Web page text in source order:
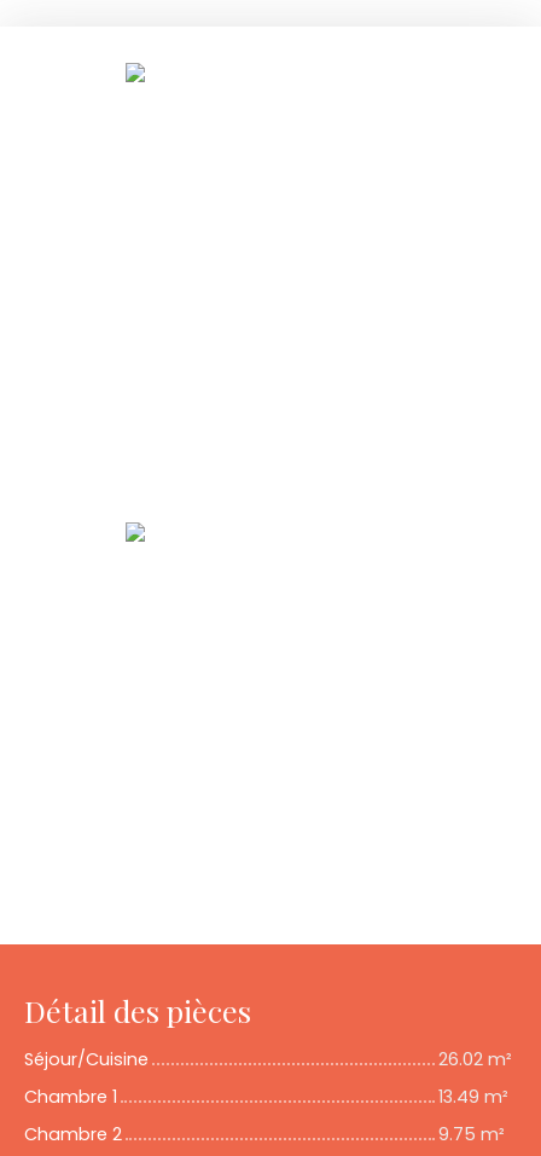
Détail des pièces
Séjour/Cuisine
26.02 m²
Chambre 1
13.49 m²
Chambre 2
9.75 m²